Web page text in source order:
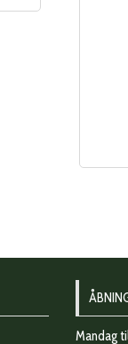
Mandag